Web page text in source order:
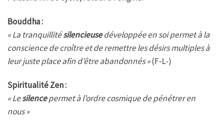
Bouddha :
« La tranquillitésilencieusedéveloppée en soi permet à la
conscience de croître et de remettre les désirs multiples à
leur juste place afin d’être abandonnés »(F-L-)
Spiritualité Zen :
« Lesilencepermet à l’ordre cosmique de pénétrer en
nous »